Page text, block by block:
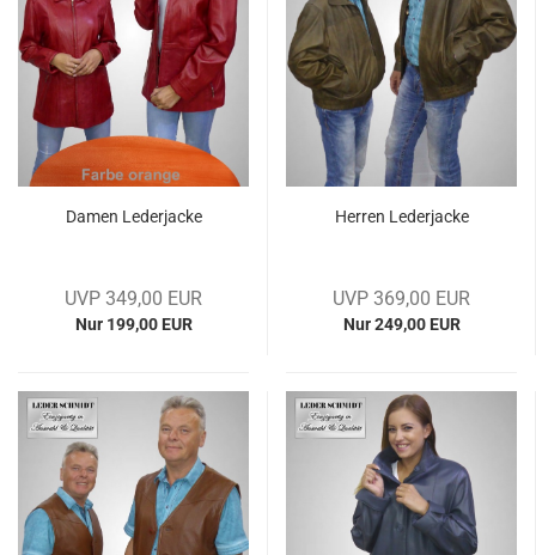
Damen Le­der­ja­cke
UVP 349,00 EUR
Nur 199,00 EUR
Her­ren Le­der­ja­cke
UVP 369,00 EUR
Nur 249,00 EUR